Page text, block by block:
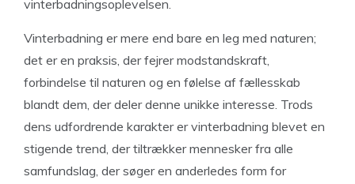
vinterbadningsoplevelsen.
Vinterbadning er mere end bare en leg med naturen;
det er en praksis, der fejrer modstandskraft,
forbindelse til naturen og en følelse af fællesskab
blandt dem, der deler denne unikke interesse. Trods
dens udfordrende karakter er vinterbadning blevet en
stigende trend, der tiltrækker mennesker fra alle
samfundslag, der søger en anderledes form for